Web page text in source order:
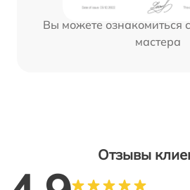
Вы можете ознакомиться
мастера
Отзывы